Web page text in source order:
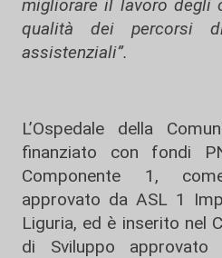
migliorare il lavoro degli
qualità dei percorsi
assistenziali”.
L’Ospedale della
finanziato con fondi
Componente 1,
approvato da ASL 1
Liguria, ed è inserito nel
di Sviluppo